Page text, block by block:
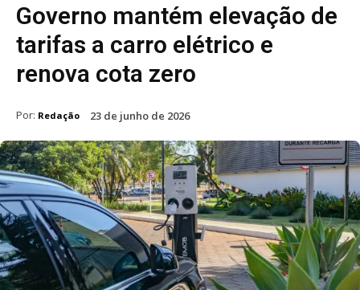
Governo mantém elevação de
tarifas a carro elétrico e
renova cota zero
Por: Redação 23 de junho de 2026